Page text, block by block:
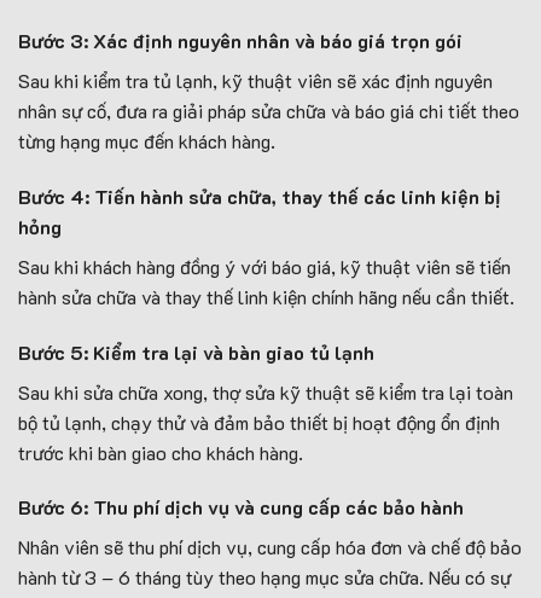
Bước 3: Xác định nguyên nhân và báo giá trọn gói
Sau khi kiểm tra tủ lạnh, kỹ thuật viên sẽ xác định nguyên
nhân sự cố, đưa ra giải pháp sửa chữa và báo giá chi tiết theo
từng hạng mục đến khách hàng.
Bước 4: Tiến hành sửa chữa, thay thế các linh kiện bị
hỏng
Sau khi khách hàng đồng ý với báo giá, kỹ thuật viên sẽ tiến
hành sửa chữa và thay thế linh kiện chính hãng nếu cần thiết.
Bước 5: Kiểm tra lại và bàn giao tủ lạnh
Sau khi sửa chữa xong, thợ sửa kỹ thuật sẽ kiểm tra lại toàn
bộ tủ lạnh, chạy thử và đảm bảo thiết bị hoạt động ổn định
trước khi bàn giao cho khách hàng.
Bước 6: Thu phí dịch vụ và cung cấp các bảo hành
Nhân viên sẽ thu phí dịch vụ, cung cấp hóa đơn và chế độ bảo
hành từ 3 – 6 tháng tùy theo hạng mục sửa chữa. Nếu có sự